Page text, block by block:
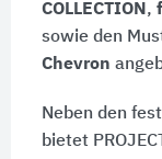
COLLECTION,
sowie den
Chevron
Neben den
bietet